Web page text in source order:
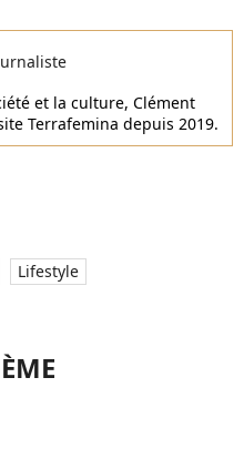
et la culture, Clément
Terrafemina depuis 2019.
Lifestyle